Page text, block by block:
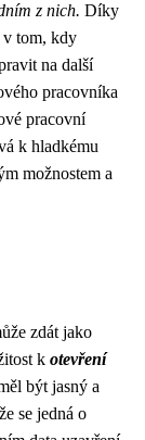
z nich. Díky
v tom, kdy
na další
pracovníka
pracovní
k hladkému
možnostem a
zdát jako
k otevření
být jasný a
se jedná o